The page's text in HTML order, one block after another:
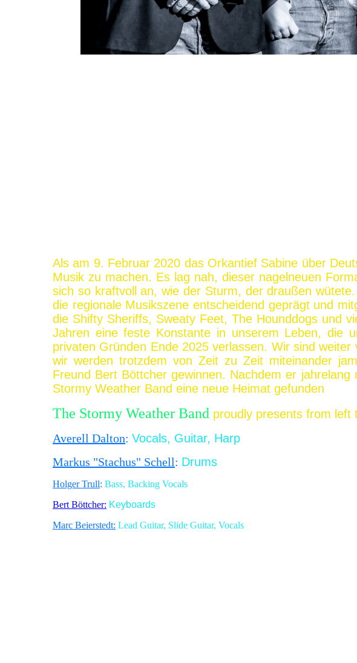
Als am 9. Februar 2020 das Orkantief Sabine über
Musik zu machen. Es lag nah, dieser nagelneuen
sich so kraftvoll an, wie der Sturm, der draußen
die regionale Musikszene entscheidend geprägt und
die Shifty Sheriffs, Sweaty Feet, The Hounddogs und
Jahren eine feste Konstante in unserem Leben, die
privaten Gründen Ende 2025 verlassen. Wir sind
wir werden trotzdem von Zeit zu Zeit miteinander
Freund Bert Böttcher gewinnen. Nachdem er
Stormy Weather Band eine neue Heimat gefunden
The Stormy Weather Band proudly presents from left
Averell Dalton: Vocals, Guitar, Harp
Markus "Stachus" Schell: Drums
Holger Trull: Bass, Backing Vocals
Bert Böttcher: Keyboards
Marc Beierstedt: Lead Guitar, Slide Guitar, Vocals